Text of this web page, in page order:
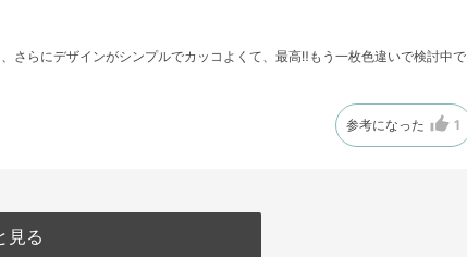
さらにデザインがシンプルでカッコよくて、最高‼️もう一枚色違いで検討中で
参考になった 1
見る